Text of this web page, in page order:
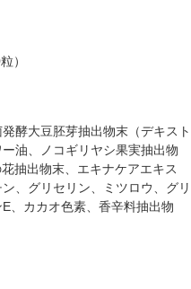
）
酵大豆胚芽抽出物末（デキスト
油、ノコギリヤシ果実抽出物
抽出物末、エキナケアエキス
、グリセリン、ミツロウ、グリ
、カカオ色素、香辛料抽出物